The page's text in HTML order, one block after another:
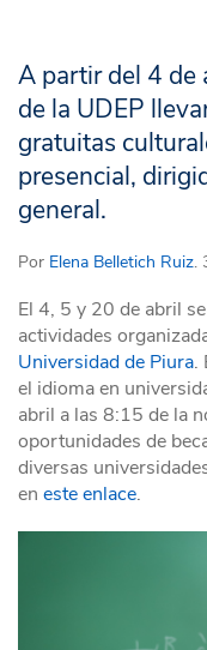
A partir del 4 de
de la UDEP
gratuitas
presencial,
general.
Por Elena Belletich Ruiz.
El 4, 5 y 20 de abril
actividades
Universidad de Piura.
el idioma en
abril a las 8:15 de la
oportunidades de
diversas
en este enlace.